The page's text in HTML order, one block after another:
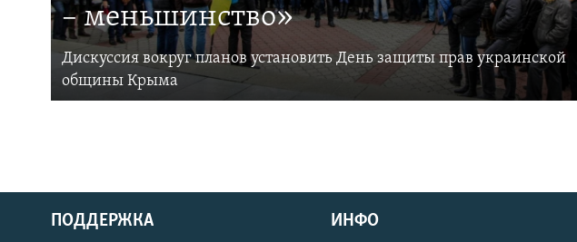
– меньшинство»
Дискуссия вокруг планов установить День защиты прав украинской
общины Крыма
ПОДДЕРЖКА ИНФО